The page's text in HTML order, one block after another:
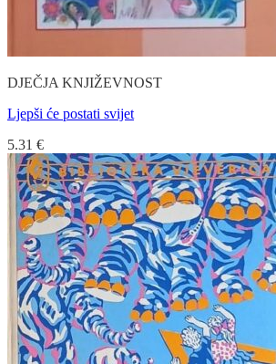
DJEČJA KNJIŽEVNOST
Ljepši će postati svijet
5.31 €